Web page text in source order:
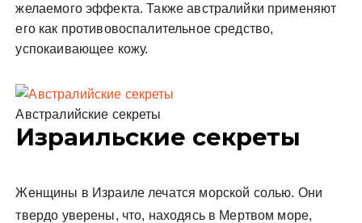
желаемого эффекта. Также австралийки применяют
его как противовоспалительное средство,
успокаивающее кожу.
Австралийские секреты
Израильские секреты
Женщины в Израиле лечатся морской солью. Они
твердо уверены, что, находясь в Мертвом море,